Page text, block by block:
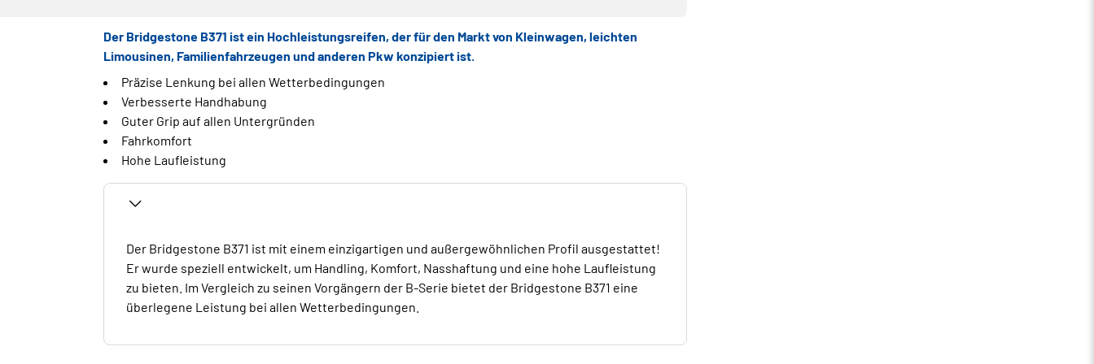
Der Bridgestone B371 ist ein Hochleistungsreifen, der für den Markt von Kleinwagen, leichten
Limousinen, Familienfahrzeugen und anderen Pkw konzipiert ist.
Präzise Lenkung bei allen Wetterbedingungen
Verbesserte Handhabung
Guter Grip auf allen Untergründen
Fahrkomfort
Hohe Laufleistung
Der Bridgestone B371 ist mit einem einzigartigen und außergewöhnlichen Profil ausgestattet!
Er wurde speziell entwickelt, um Handling, Komfort, Nasshaftung und eine hohe Laufleistung
zu bieten. Im Vergleich zu seinen Vorgängern der B-Serie bietet der Bridgestone B371 eine
überlegene Leistung bei allen Wetterbedingungen.